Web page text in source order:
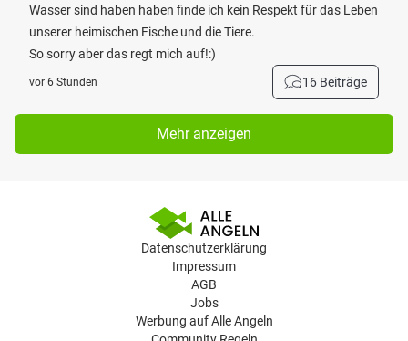
Wasser sind haben haben finde ich kein Respekt für das Leben
unserer heimischen Fische und die Tiere.
So sorry aber das regt mich auf!:)
vor 6 Stunden 16 Beiträge
Mehr anzeigen
Datenschutzerklärung
Impressum
AGB
Jobs
Werbung auf Alle Angeln